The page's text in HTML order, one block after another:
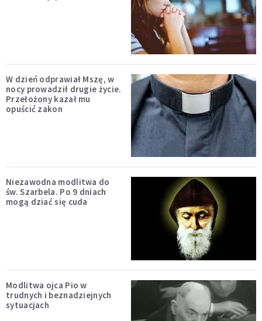
W dzień odprawiał Mszę, w
nocy prowadził drugie życie.
Przełożony kazał mu
opuścić zakon
Niezawodna modlitwa do
św. Szarbela. Po 9 dniach
mogą dziać się cuda
Modlitwa ojca Pio w
trudnych i beznadziejnych
sytuacjach